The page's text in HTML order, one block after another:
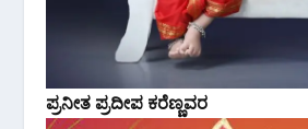
ಪ್ರನೀತ ಪ್ರದೀಪ ಕರೆಣ್ಣವರ